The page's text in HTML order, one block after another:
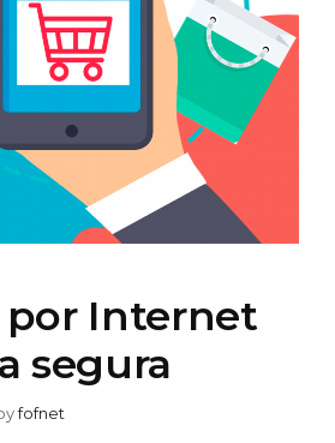
por Internet
segura
fofnet